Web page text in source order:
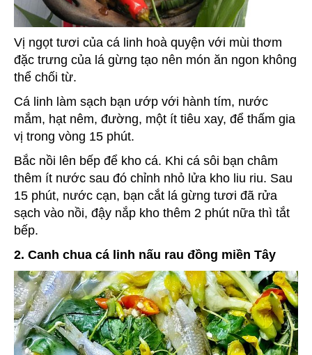
Vị ngọt tươi của cá linh hoà quyện với mùi thơm
đặc trưng của lá gừng tạo nên món ăn ngon không
thể chối từ.
Cá linh làm sạch bạn ướp với hành tím, nước
mắm, hạt nêm, đường, một ít tiêu xay, để thấm gia
vị trong vòng 15 phút.
Bắc nồi lên bếp để kho cá. Khi cá sôi bạn châm
thêm ít nước sau đó chỉnh nhỏ lửa kho liu riu. Sau
15 phút, nước cạn, bạn cắt lá gừng tươi đã rửa
sạch vào nồi, đậy nắp kho thêm 2 phút nữa thì tắt
bếp.
2. Canh chua cá linh nấu rau đồng miền Tây